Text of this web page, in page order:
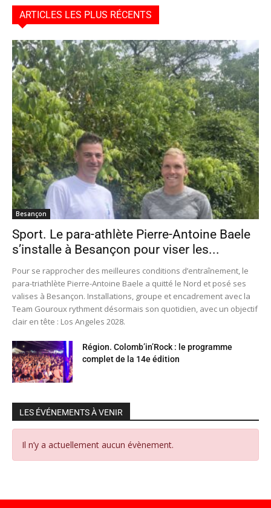
ARTICLES LES PLUS RÉCENTS
Besançon
Sport. Le para-athlète Pierre-Antoine Baele
s’installe à Besançon pour viser les...
Pour se rapprocher des meilleures conditions d’entraînement, le
para-triathlète Pierre-Antoine Baele a quitté le Nord et posé ses
valises à Besançon. Installations, groupe et encadrement avec la
Team Gouroux rythment désormais son quotidien, avec un objectif
clair en tête : Los Angeles 2028.
Région. Colomb’in’Rock : le programme
complet de la 14e édition
LES ÉVÉNEMENTS À VENIR
Il n’y a actuellement aucun évènement.